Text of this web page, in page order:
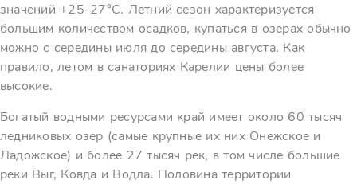
значений +25-27°C. Летний сезон характеризуется
большим количеством осадков, купаться в озерах обычно
можно с середины июля до середины августа. Как
правило, летом в санаториях Карелии цены более
высокие.
Богатый водными ресурсами край имеет около 60 тысяч
ледниковых озер (самые крупные их них Онежское и
Ладожское) и более 27 тысяч рек, в том числе большие
реки Выг, Ковда и Водла. Половина территории